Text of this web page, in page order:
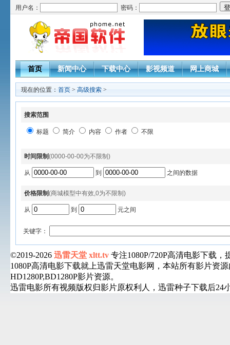
用户名： 密码：
首页 新闻中心 下载中心 影视频道 网上商城
现在的位置： 首页 > 高级搜索 >
搜索范围
标题 简介 内容 作者 不限
时间限制(0000-00-00为不限制)
从 到 之间的数据
价格限制(商城模型中有效,0为不限制)
从 到 元之间
关键字：
©2019-2026 迅雷天堂 xltt.tv 专注1080P/720P高清电影下载
1080P高清电影下载就上迅雷天堂电影网，本站所有影片资
HD1280P,BD1280P影片资源。
迅雷电影所有视频版权归影片原权利人，迅雷种子下载后